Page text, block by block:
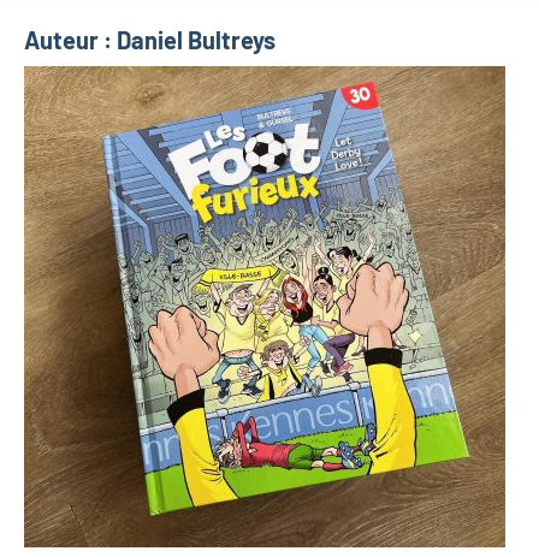
Auteur : Daniel Bultreys